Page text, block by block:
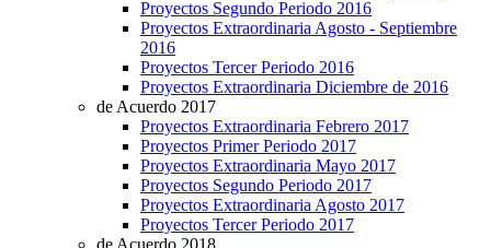
Proyectos Segundo Periodo 2016
Proyectos Extraordinaria Agosto - Septiembre
2016
Proyectos Tercer Periodo 2016
Proyectos Extraordinaria Diciembre de 2016
de Acuerdo 2017
Proyectos Extraordinaria Febrero 2017
Proyectos Primer Periodo 2017
Proyectos Extraordinaria Mayo 2017
Proyectos Segundo Periodo 2017
Proyectos Extraordinaria Agosto 2017
Proyectos Tercer Periodo 2017
de Acuerdo 2018